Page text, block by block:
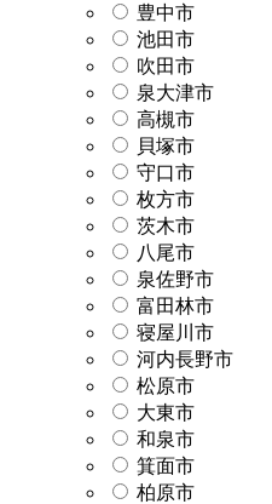
豊中市
池田市
吹田市
泉大津市
高槻市
貝塚市
守口市
枚方市
茨木市
八尾市
泉佐野市
富田林市
寝屋川市
河内長野市
松原市
大東市
和泉市
箕面市
柏原市